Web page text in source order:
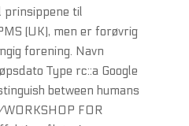
prinsippene til
(UK), men er forøvrig
forening. Navn
Type rc::a Google
between humans
FOR